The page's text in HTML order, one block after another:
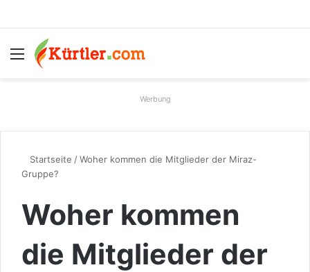
Menü
Werbung
Startseite /Woher kommen die Mitglieder der Miraz-
Gruppe?
Woher kommen
die Mitglieder der